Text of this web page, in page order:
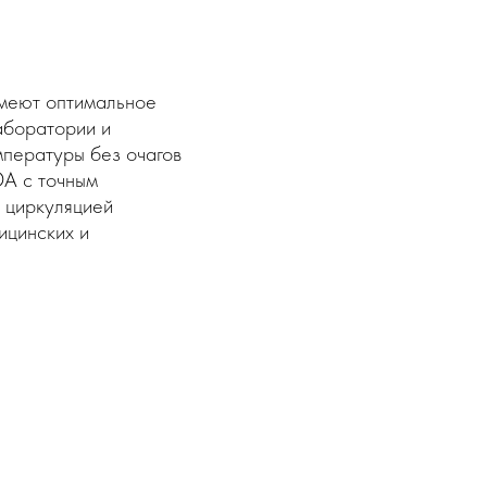
оптимальное
и
без очагов
с точным
и